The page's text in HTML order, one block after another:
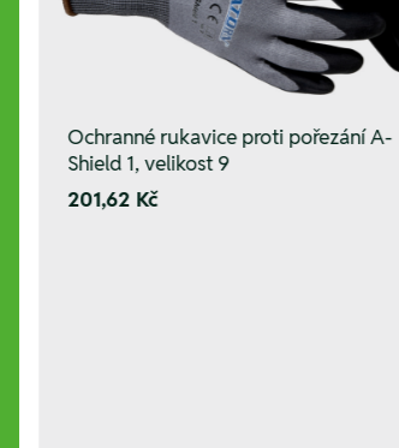
Ochranné rukavice proti pořezání A-
Shield 1, velikost 9
201,62 Kč